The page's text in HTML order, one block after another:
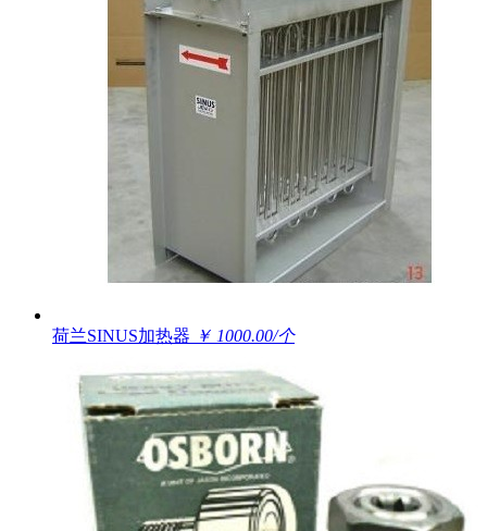
荷兰SINUS加热器 ￥ 1000.00/个